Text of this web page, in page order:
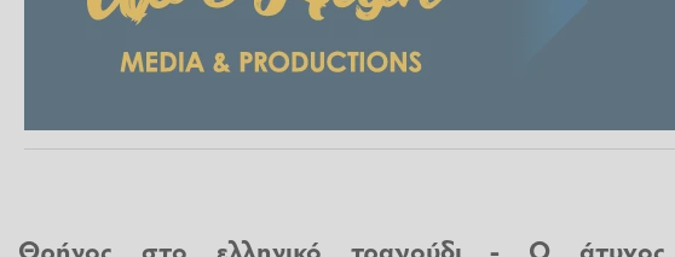
Θρήνος στο ελληνικό τραγούδι - Ο άτυχος